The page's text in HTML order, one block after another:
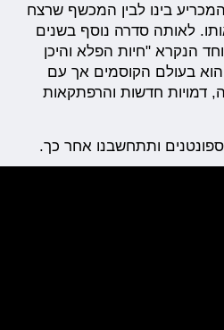
בינו לבין המכשף שרצח
לאותה סדרה נוסף בשנים
הנקרא "חיות הפלא והיכן
בעולם הקוסמים אך עם
דמויות חדשות והרפתקאות
ותתחשבנו אחר כך.